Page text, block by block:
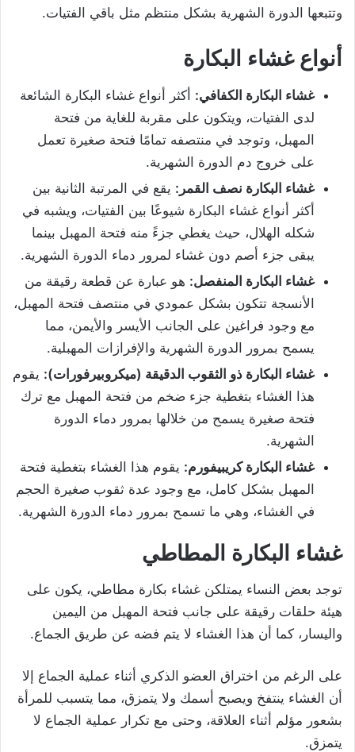
وتتبعها الدورة الشهرية بشكل منتظم مثل باقي الفتيات.
أنواع غشاء البكارة
غشاء البكارة الكفافي: أكثر أنواع غشاء البكارة الشائعة
لدى الفتيات، ويتكون على مقربة للغاية من فتحة
المهبل، وتوجد في منتصفه تمامًا فتحة صغيرة تعمل
على خروج دم الدورة الشهرية.
غشاء البكارة نصف القمر: يقع في المرتبة الثانية بين
أكثر أنواع غشاء البكارة شيوعًا بين الفتيات، ويشبه في
شكله الهلال، حيث يغطي جزءً منه فتحة المهبل بينما
يبقى جزء أصم دون غشاء لمرور دماء الدورة الشهرية.
غشاء البكارة المنفصل: هو عبارة عن قطعة رقيقة من
الأنسجة تتكون بشكل عمودي في منتصف فتحة المهبل،
مع وجود فراغين على الجانب الأيسر والأيمن، مما
يسمح بمرور الدورة الشهرية والإفرازات المهبلية.
غشاء البكارة ذو الثقوب الدقيقة (ميكروبيرفورات): يقوم
هذا الغشاء بتغطية جزء ضخم من فتحة المهبل مع ترك
فتحة صغيرة يسمح من خلالها بمرور دماء الدورة
الشهرية.
غشاء البكارة كريبيفورم: يقوم هذا الغشاء بتغطية فتحة
المهبل بشكل كامل، مع وجود عدة ثقوب صغيرة الحجم
في الغشاء، وهي ما تسمح بمرور دماء الدورة الشهرية.
غشاء البكارة المطاطي
توجد بعض النساء يمتلكن غشاء بكارة مطاطي، يكون على
هيئة حلقات رقيقة على جانب فتحة المهبل من اليمين
واليسار، كما أن هذا الغشاء لا يتم فضه عن طريق الجماع.
على الرغم من اختراق العضو الذكري أثناء عملية الجماع إلا
أن الغشاء ينتفخ ويصبح أسمك ولا يتمزق، مما يتسبب للمرأة
بشعور مؤلم أثناء العلاقة، وحتى مع تكرار عملية الجماع لا
يتمزق.